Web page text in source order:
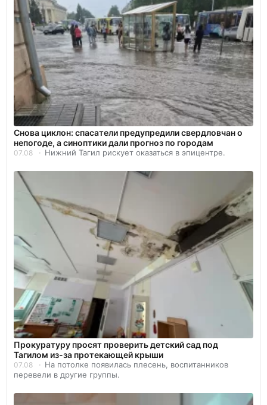
Снова циклон: спасатели предупредили свердловчан о
непогоде, а синоптики дали прогноз по городам
07.08 Нижний Тагил рискует оказаться в эпицентре.
Прокуратуру просят проверить детский сад под
Тагилом из-за протекающей крыши
07.08
На потолке появилась плесень, воспитанников
перевели в другие группы.